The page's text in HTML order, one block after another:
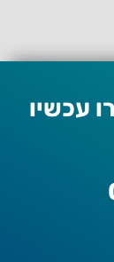
עכשיו